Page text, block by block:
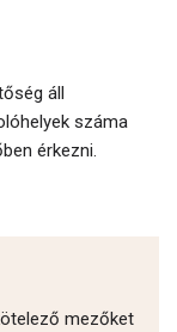
áll
száma
érkezni.
mezőket